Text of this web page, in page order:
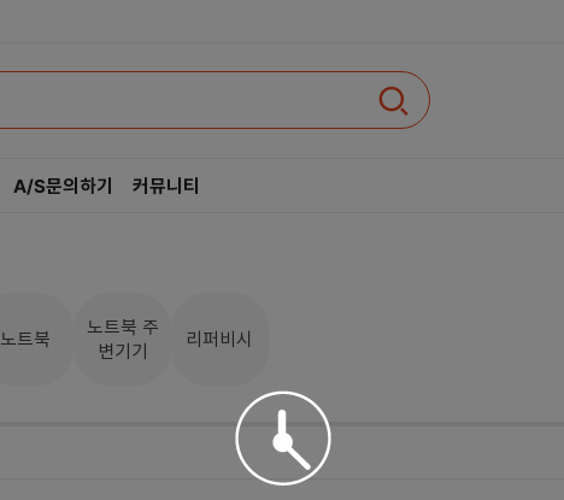
A/S문의하기 커뮤니티
노트북
노트북 주
변기기
리퍼비시